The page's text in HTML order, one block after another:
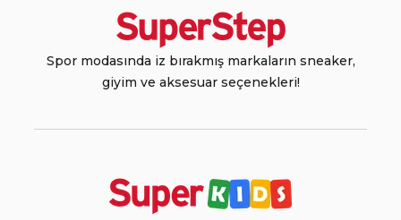
Spor modasında iz bırakmış markaların sneaker,
giyim ve aksesuar seçenekleri!